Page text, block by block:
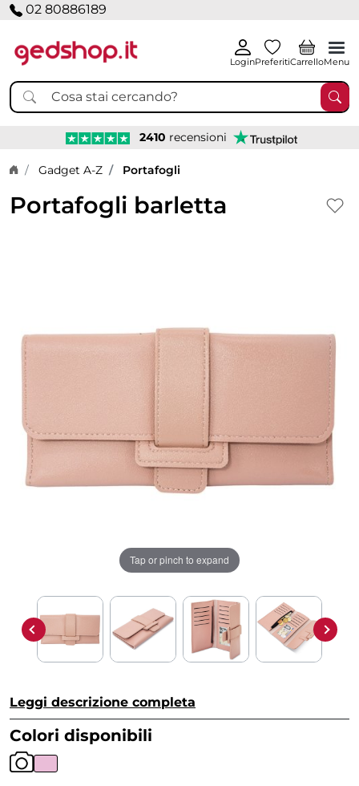
02 80886189
LoginPreferitiCarrelloMenu
2410 recensioni
Home page
Gadget A-Z Portafogli
Portafogli barletta
Tap or pinch to expand
Leggi descrizione completa
Colori disponibili